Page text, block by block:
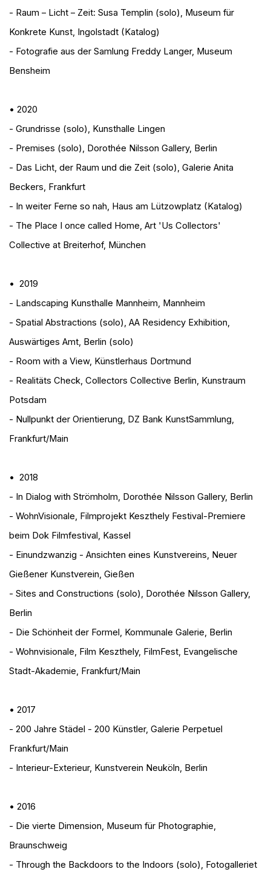
- Raum – Licht – Zeit: Susa Templin (solo), Museum für
Konkrete Kunst, Ingolstadt (Katalog)
- Fotografie aus der Samlung Freddy Langer, Museum
Bensheim
• 2020
- Grundrisse (solo), Kunsthalle Lingen
- Premises (solo), Dorothée Nilsson Gallery, Berlin
- Das Licht, der Raum und die Zeit (solo), Galerie Anita
Beckers, Frankfurt
- In weiter Ferne so nah, Haus am Lützowplatz (Katalog)
- The Place I once called Home, Art 'Us Collectors'
Collective at Breiterhof, München
• 2019
- Landscaping Kunsthalle Mannheim, Mannheim
- Spatial Abstractions (solo), AA Residency Exhibition,
Auswärtiges Amt, Berlin (solo)
- Room with a View, Künstlerhaus Dortmund
- Realitäts Check, Collectors Collective Berlin, Kunstraum
Potsdam
- Nullpunkt der Orientierung, DZ Bank KunstSammlung,
Frankfurt/Main
• 2018
- In Dialog with Strömholm, Dorothée Nilsson Gallery, Berlin
- WohnVisionale, Filmprojekt Keszthely Festival-Premiere
beim Dok Filmfestival, Kassel
- Einundzwanzig - Ansichten eines Kunstvereins, Neuer
Gießener Kunstverein, Gießen
- Sites and Constructions (solo), Dorothée Nilsson Gallery,
Berlin
- Die Schönheit der Formel , Kommunale Galerie, Berlin
- Wohnvisionale, Film Keszthely, FilmFest, Evangelische
Stadt-Akademie, Frankfurt/Main
• 2017
- 200 Jahre Städel - 200 Künstler, Galerie Perpetuel
Frankfurt/Main
- Interieur-Exterieur, Kunstverein Neuköln, Berlin
• 2016
- Die vierte Dimension, Museum für Photographie,
Braunschweig
- Through the Backdoors to the Indoors (solo), Fotogalleriet